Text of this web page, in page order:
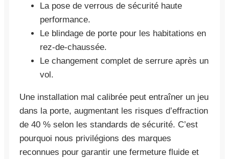
La pose de verrous de sécurité haute
performance.
Le blindage de porte pour les habitations en
rez-de-chaussée.
Le changement complet de serrure après un
vol.
Une installation mal calibrée peut entraîner un jeu
dans la porte, augmentant les risques d’effraction
de 40 % selon les standards de sécurité. C’est
pourquoi nous privilégions des marques
reconnues pour garantir une fermeture fluide et